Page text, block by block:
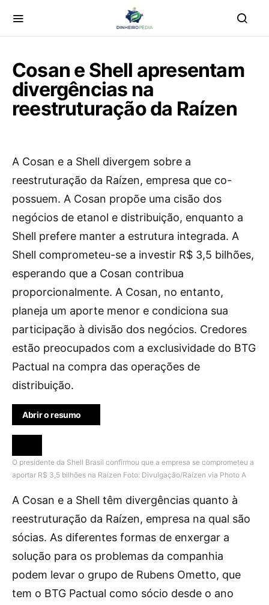
Cosan e Shell apresentam
divergências na
reestruturação da Raízen
A Cosan e a Shell divergem sobre a
reestruturação da Raízen, empresa que co-
possuem. A Cosan propõe uma cisão dos
negócios de etanol e distribuição, enquanto a
Shell prefere manter a estrutura integrada. A
Shell comprometeu-se a investir R$ 3,5 bilhões,
esperando que a Cosan contribua
proporcionalmente. A Cosan, no entanto,
planeja um aporte menor e condiciona sua
participação à divisão dos negócios. Credores
estão preocupados com a exclusividade do BTG
Pactual na compra das operações de
distribuição.
Abrir o resumo
O presidente da Shell Brasil confirmou que a empresa se comprometeu a
aportar R$ 3,5 bilhões na Raízen Foto: Divulgação/Raízen via Photo A
A Cosan e a Shell têm divergências quanto à
reestruturação da Raízen, empresa na qual são
sócias. As diferentes formas de enxergar a
solução para os problemas da companhia
podem levar o grupo de Rubens Ometto, que
tem o BTG Pactual como sócio desde o ano